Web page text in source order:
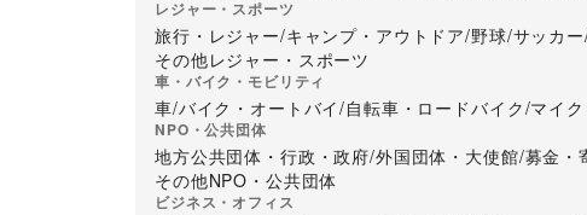
営業許可証（飲食イベントに限る）
〇当社・当ショッピングセンターでの利用実績がある
検便検査書（飲食イベントに限る）
営業許可証（飲食イベントに限る）
PL保険証書（コピー）
※検便検査結果は、実施日より１ヶ月以内のものに限り
レジャー・スポーツ
旅行・レジャー/キャンプ・アウトドア/野球/サッカー
その他レジャー・スポーツ
車・バイク・モビリティ
車/バイク・オートバイ/自転車・ロードバイク/マイ
NPO・公共団体
地方公共団体・行政・政府/外国団体・大使館/募金・
その他NPO・公共団体
ビジネス・オフィス